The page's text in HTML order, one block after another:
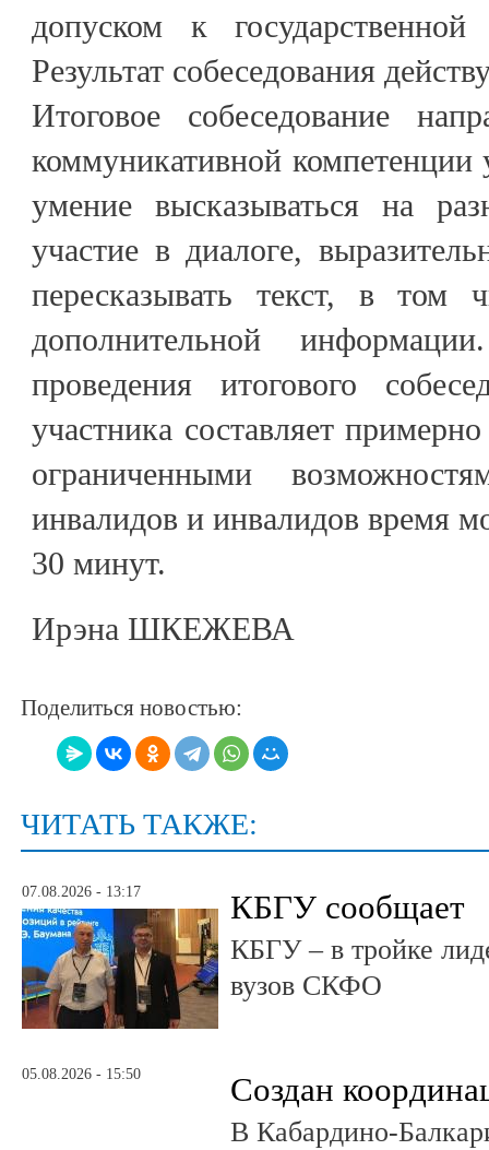
допуском к государственной
Результат собеседования
Итоговое собеседование
коммуникативной компетенции
умение высказываться на
участие в диалоге,
пересказывать текст, в том
дополнительной
проведения итогового
участника составляет
ограниченными
инвалидов и инвалидов время
30 минут.
Ирэна ШКЕЖЕВА
Поделиться новостью:
ЧИТАТЬ ТАКЖЕ:
07.08.2026 - 13:17 КБГУ сообщает
КБГУ – в тройке
вузов СКФО
05.08.2026 - 15:50 Создан
В Кабардино-